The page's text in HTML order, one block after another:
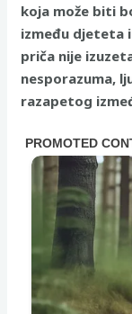
koja može biti
između djeteta
priča nije
nesporazuma,
razapetog